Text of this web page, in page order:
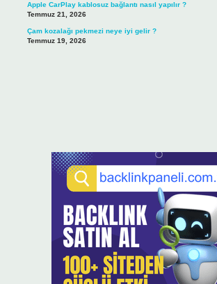
Apple CarPlay kablosuz bağlantı nasıl yapılır ?
Temmuz 21, 2026
Çam kozalağı pekmezi neye iyi gelir ?
Temmuz 19, 2026